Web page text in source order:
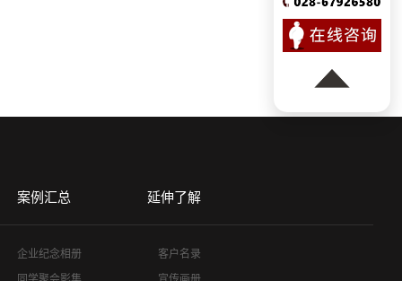
案例汇总
企业纪念相册
同学聚会影集
延伸了解
客户名录
宣传画册